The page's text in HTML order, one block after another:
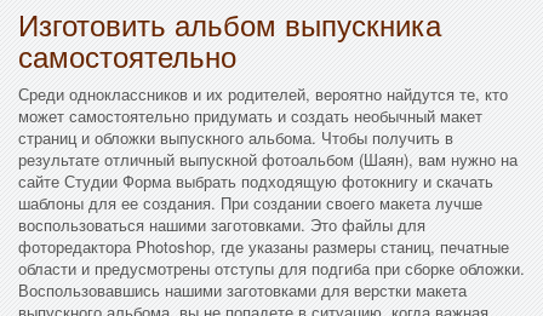
Изготовить альбом выпускника
самостоятельно
Среди одноклассников и их родителей, вероятно найдутся те, кто
может самостоятельно придумать и создать необычный макет
страниц и обложки выпускного альбома. Чтобы получить в
результате отличный выпускной фотоальбом (Шаян), вам нужно на
сайте Студии Форма выбрать подходящую фотокнигу и скачать
шаблоны для ее создания. При создании своего макета лучше
воспользоваться нашими заготовками. Это файлы для
фоторедактора Photoshop, где указаны размеры станиц, печатные
области и предусмотрены отступы для подгиба при сборке обложки.
Воспользовавшись нашими заготовками для верстки макета